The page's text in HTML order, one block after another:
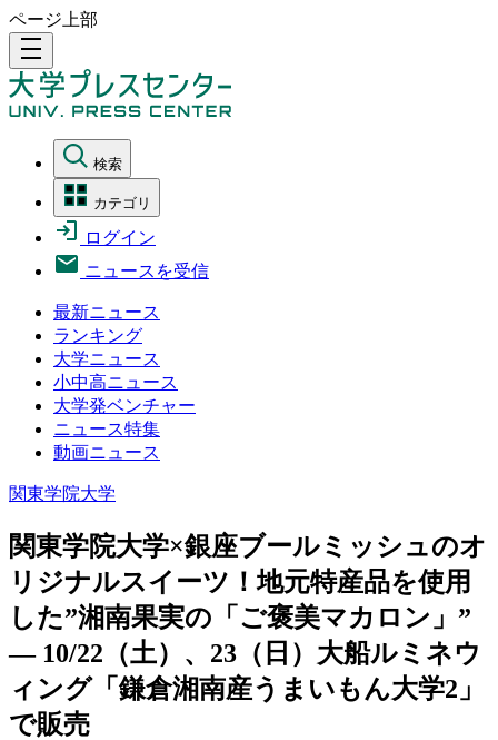
ページ上部
density_medium
検索
カテゴリ
ログイン
ニュースを受信
最新ニュース
ランキング
大学ニュース
小中高ニュース
大学発ベンチャー
ニュース特集
動画ニュース
関東学院大学
関東学院大学×銀座ブールミッシュのオ
リジナルスイーツ！地元特産品を使用
した”湘南果実の「ご褒美マカロン」”
— 10/22（土）、23（日）大船ルミネウ
ィング「鎌倉湘南産うまいもん大学2」
で販売